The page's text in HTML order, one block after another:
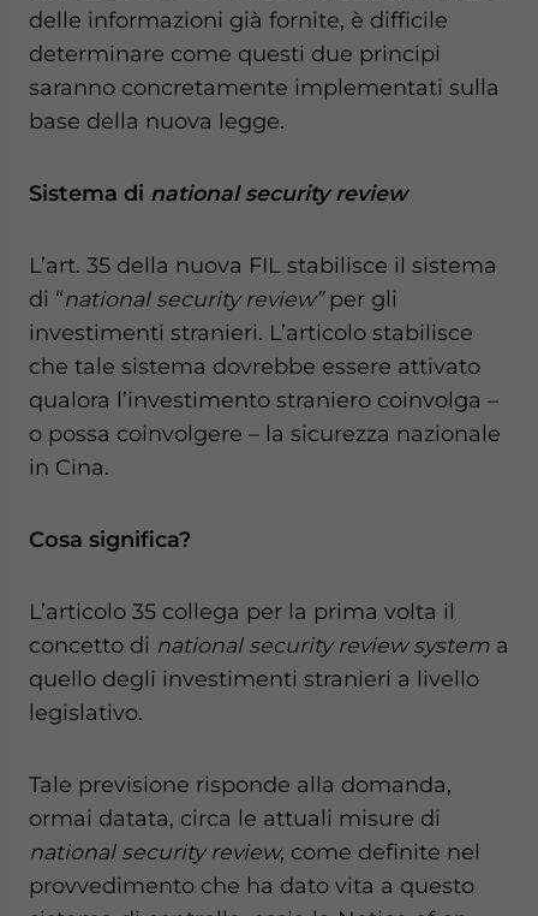
delle informazioni già fornite, è difficile
determinare come questi due principi
saranno concretamente implementati sulla
base della nuova legge.
Sistema di national security review
L’art. 35 della nuova FIL stabilisce il sistema
di “national security review”per gli
investimenti stranieri. L’articolo stabilisce
che tale sistema dovrebbe essere attivato
qualora l’investimento straniero coinvolga –
o possa coinvolgere – la sicurezza nazionale
in Cina.
Cosa significa?
L’articolo 35 collega per la prima volta il
concetto di national security review system a
quello degli investimenti stranieri a livello
legislativo.
Tale previsione risponde alla domanda,
ormai datata, circa le attuali misure di
national security review, come definite nel
provvedimento che ha dato vita a questo